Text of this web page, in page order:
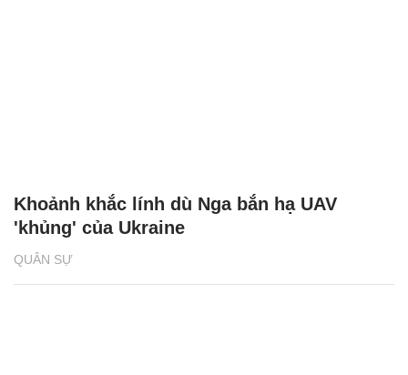
QUÂN SỰ
Khoảnh khắc lính dù Nga bắn hạ UAV
'khủng' của Ukraine